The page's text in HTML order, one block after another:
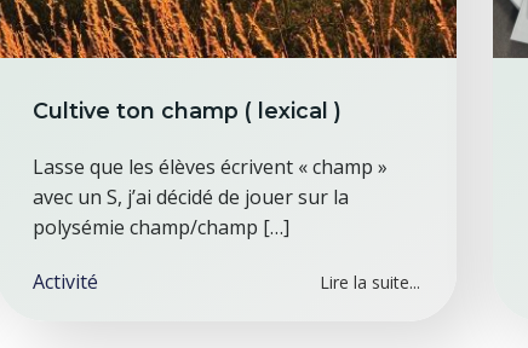
Cultive ton champ ( lexical )
Lasse que les élèves écrivent « champ »
avec un S, j’ai décidé de jouer sur la
polysémie champ/champ […]
Activité Lire la suite...